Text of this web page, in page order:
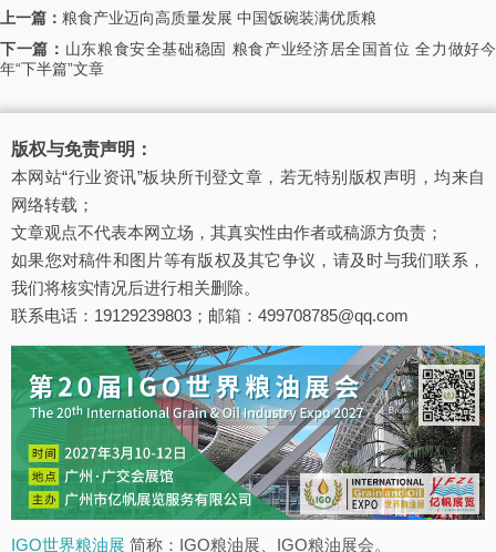
上一篇： 粮食产业迈向高质量发展 中国饭碗装满优质粮
下一篇： 山东粮食安全基础稳固 粮食产业经济居全国首位 全力做好今
年“下半篇”文章
版权与免责声明：
本网站“行业资讯”板块所刊登文章，若无特别版权声明，均来自
网络转载；
文章观点不代表本网立场，其真实性由作者或稿源方负责；
如果您对稿件和图片等有版权及其它争议，请及时与我们联系，
我们将核实情况后进行相关删除。
联系电话：19129239803；邮箱：499708785@qq.com
IGO世界粮油展 简称：IGO粮油展、IGO粮油展会。